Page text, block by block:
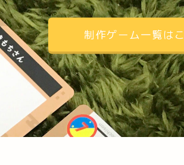
制作ゲーム一覧は